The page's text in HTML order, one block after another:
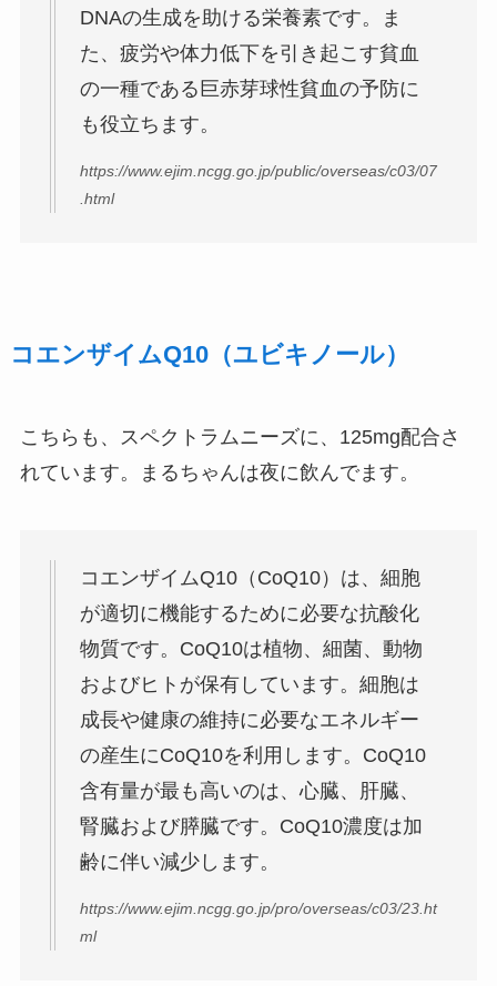
DNAの生成を助ける栄養素です。ま
た、疲労や体力低下を引き起こす貧血
の一種である巨赤芽球性貧血の予防に
も役立ちます。
https://www.ejim.ncgg.go.jp/public/overseas/c03/07
.html
コエンザイムQ10（ユビキノール）
こちらも、スペクトラムニーズに、125mg配合さ
れています。まるちゃんは夜に飲んでます。
コエンザイムQ10（CoQ10）は、細胞
が適切に機能するために必要な抗酸化
物質です。CoQ10は植物、細菌、動物
およびヒトが保有しています。細胞は
成長や健康の維持に必要なエネルギー
の産生にCoQ10を利用します。CoQ10
含有量が最も高いのは、心臓、肝臓、
腎臓および膵臓です。CoQ10濃度は加
齢に伴い減少します。
https://www.ejim.ncgg.go.jp/pro/overseas/c03/23.ht
ml